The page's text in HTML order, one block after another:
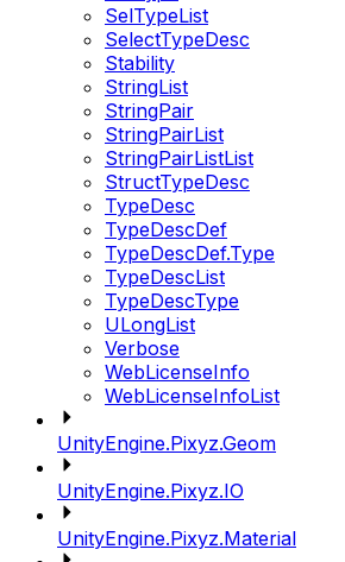
SelTypeList
SelectTypeDesc
Stability
StringList
StringPair
StringPairList
StringPairListList
StructTypeDesc
TypeDesc
TypeDescDef
TypeDescDef.Type
TypeDescList
TypeDescType
ULongList
Verbose
WebLicenseInfo
WebLicenseInfoList
UnityEngine.Pixyz.Geom
UnityEngine.Pixyz.IO
UnityEngine.Pixyz.Material